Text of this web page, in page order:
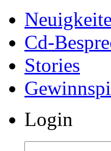
Cd-
Stories
Login